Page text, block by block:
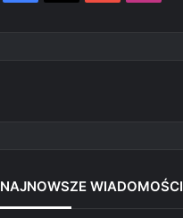
NAJNOWSZE WIADOMOŚCI